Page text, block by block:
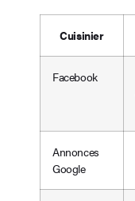
Cuisinier
Facebook
Annonces
Google